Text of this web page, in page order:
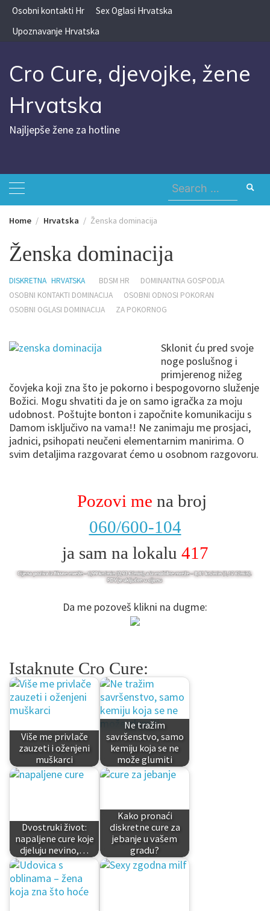
Skip
content
Osobni kontakti Hr
Sex Oglasi Hrvatska
Upoznavanje Hrvatska
Cro Cure, djevojke, žene
Hrvatska
Najljepše žene za hotline
Search
for:
Home Hrvatska Ženska dominacija
Ženska dominacija
DISKRETNA HRVATSKA BDSM HR
DOMINANTNA GOSPODJA
OSOBNI KONTAKTI DOMINACIJA
OSOBNI ODNOSI POKORAN
OSOBNI OGLASI DOMINACIJA
ZA POKORNOG
Sklonit ću pred svoje
noge poslušnog i
primjerenog nižeg
čovjeka koji zna što je pokorno i bespogovorno služenje
Božici. Mogu shvatiti da je on samo igračka za moju
udobnost. Poštujte bonton i započnite komunikaciju s
Damom isključivo na vama!! Ne zanimaju me prosjaci,
jadnici, psihopati neučeni elementarnim manirima. O
svim detaljima razgovarat ćemo u osobnom razgovoru.
Pozovi me na broj
060/600-104
ja sam na lokalu 417
Da me pozoveš klikni na dugme:
Istaknute Cro Cure:
Više me privlače
zauzeti i oženjeni
muškarci
Ne tražim
savršenstvo, samo
kemiju koja se ne
može glumiti
Dvostruki život:
napaljene cure koje
djeluju nevino,…
Kako pronaći
diskretne cure za
jebanje u vašem
gradu?